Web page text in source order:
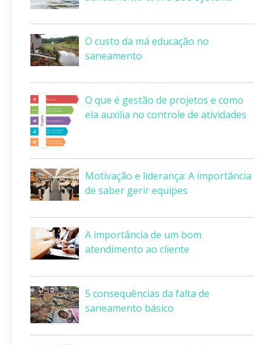
O custo da má educação no
saneamento
O que é gestão de projetos e como
ela auxilia no controle de atividades
Motivação e liderança: A importância
de saber gerir equipes
A importância de um bom
atendimento ao cliente
5 consequências da falta de
saneamento básico